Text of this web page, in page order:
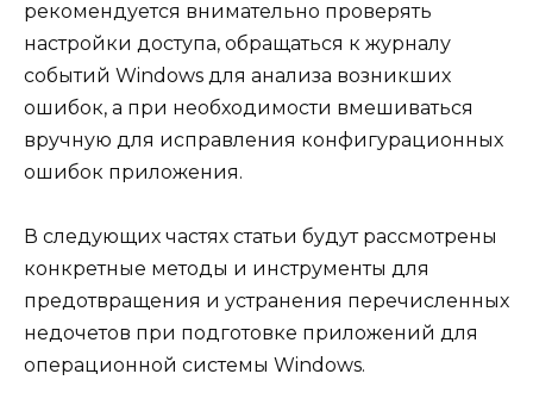
рекомендуется внимательно проверять
настройки доступа, обращаться к журналу
событий Windows для анализа возникших
ошибок, а при необходимости вмешиваться
вручную для исправления конфигурационных
ошибок приложения.
В следующих частях статьи будут рассмотрены
конкретные методы и инструменты для
предотвращения и устранения перечисленных
недочетов при подготовке приложений для
операционной системы Windows.